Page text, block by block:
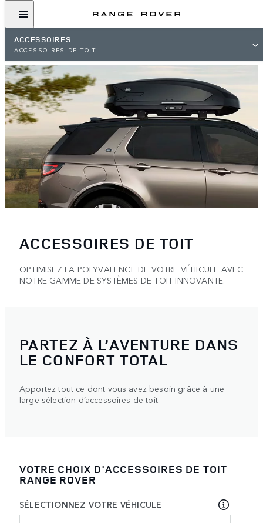
ACCESSOIRES
ACCESSOIRES DE TOIT
ACCESSOIRES DE TOIT
OPTIMISEZ LA POLYVALENCE DE VOTRE VÉHICULE AVEC
NOTRE GAMME DE SYSTÈMES DE TOIT INNOVANTE.
PARTEZ À L’AVENTURE DANS
LE CONFORT TOTAL
Apportez tout ce dont vous avez besoin grâce à une
large sélection d’accessoires de toit.
VOTRE CHOIX D'ACCESSOIRES DE TOIT
RANGE ROVER
SÉLECTIONNEZ VOTRE VÉHICULE